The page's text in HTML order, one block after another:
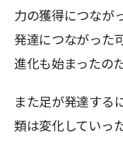
力の獲得につなが
発達につながった
進化も始まったのだ
また足が発達する
類は変化していっ